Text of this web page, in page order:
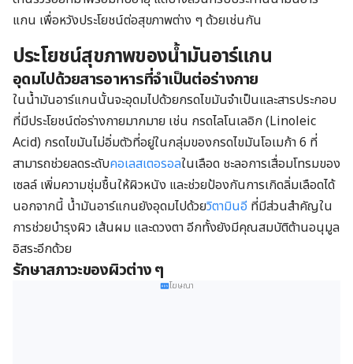
แกน เพื่อหวังประโยชน์ต่อสุขภาพต่าง ๆ ด้วยเช่นกัน
ประโยชน์สุขภาพของน้ำมันอาร์แกน
อุดมไปด้วยสารอาหารที่จำเป็นต่อร่างกาย
ในน้ำมันอาร์แกนนั้นจะอุดมไปด้วยกรดไขมันจำเป็นและสารประกอบ
ที่มีประโยชน์ต่อร่างกายมากมาย เช่น กรดไลโนเลอิก (Linoleic
Acid) กรดไขมันไม่อิ่มตัวที่อยู่ในกลุ่มของกรดไขมันโอเมก้า 6 ที่
สามารถช่วยลดระดับคอเลสเตอรอลในเลือด ชะลอการเสื่อมโทรมของ
เซลล์ เพิ่มความชุ่มชื้นให้ผิวหนัง และช่วยป้องกันการเกิดลิ่มเลือดได้
นอกจากนี้ น้ำมันอาร์แกนยังอุดมไปด้วยวิตามินอี ที่มีส่วนสำคัญใน
การช่วยบำรุงผิว เส้นผม และดวงตา อีกทั้งยังมีคุณสมบัติต้านอนุมูล
อิสระอีกด้วย
รักษาสภาวะของผิวต่าง ๆ
โฆษณา